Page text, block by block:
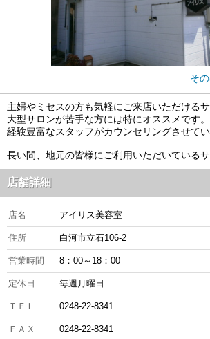
そ
主婦やミセスの方も気軽にご来店いただけるサ
大型サロンが苦手な方には特にオススメです。
経験豊富なスタッフがカウンセリングさせてい
長い間、地元の皆様にご利用いただいているサ
店舗詳細
店名 アイリス美容室
住所 白河市立石106-2
営業時間 8：00～18：00
定休日 毎週月曜日
ＴＥＬ 0248-22-8341
ＦＡＸ 0248-22-8341